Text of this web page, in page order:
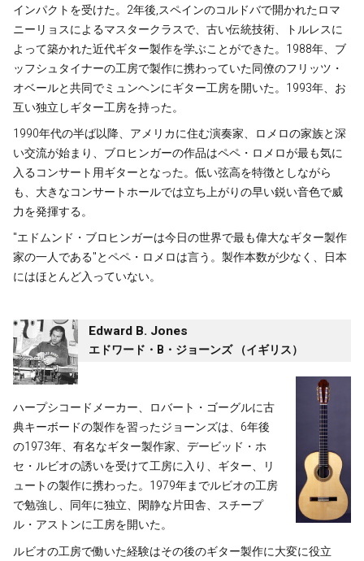
インパクトを受けた。2年後,スペインのコルドバで開かれたロマ
ニーリョスによるマスタークラスで、古い伝統技術、トルレスに
よって築かれた近代ギター製作を学ぶことができた。1988年、ブ
ッフシュタイナーの工房で製作に携わっていた同僚のフリッツ・
オベールと共同でミュンヘンにギター工房を開いた。1993年、お
互い独立しギター工房を持った。
1990年代の半ば以降、アメリカに住む演奏家、ロメロの家族と深
い交流が始まり、ブロヒンガーの作品はペペ・ロメロが最も気に
入るコンサート用ギターとなった。低い弦高を特徴としながら
も、大きなコンサートホールでは立ち上がりの早い鋭い音色で威
力を発揮する。
"エドムンド・ブロヒンガーは今日の世界で最も偉大なギター製作
家の一人である"とペペ・ロメロは言う。製作本数が少なく、日本
にはほとんど入っていない。
Edward B. Jones
エドワード・B・ジョーンズ （イギリス）
ハープシコードメーカー、ロバート・ゴーグルに古
典キーボードの製作を習ったジョーンズは、6年後
の1973年、有名なギター製作家、デービッド・ホ
セ・ルビオの誘いを受けて工房に入り、ギター、リ
ュートの製作に携わった。1979年までルビオの工房
で勉強し、同年に独立、閑静な片田舎、スチープ
ル・アストンに工房を開いた。
ルビオの工房で働いた経験はその後のギター製作に大変に役立